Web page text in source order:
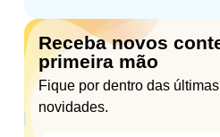
Receba novos
primeira mão
Fique por dentro das
novidades.